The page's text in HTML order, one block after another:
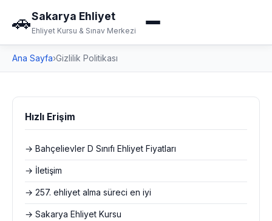
🚗Sakarya Ehliyet
Ehliyet Kursu & Sınav Merkezi
Ana Sayfa›Gizlilik Politikası
Hızlı Erişim
→ Bahçelievler D Sınıfı Ehliyet Fiyatları
→ İletişim
→ 257. ehliyet alma süreci en iyi
→ Sakarya Ehliyet Kursu